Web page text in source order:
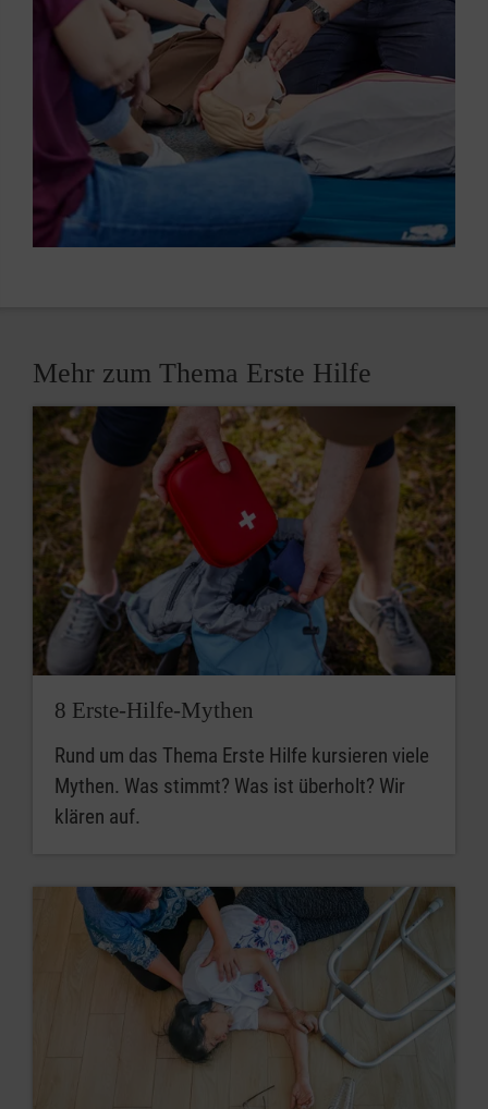
Mehr zum Thema Erste Hilfe
8 Erste-Hilfe-Mythen
Rund um das Thema Erste Hilfe kursieren viele
Mythen. Was stimmt? Was ist überholt? Wir
klären auf.